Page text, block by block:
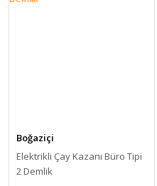
Boğaziçi
Elektrikli Çay Kazanı Büro Tipi
2 Demlik